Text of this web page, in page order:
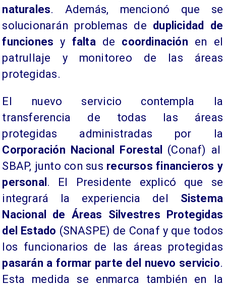
naturales. Además, mencionó que se
solucionarán problemas de duplicidad de
funciones y falta de coordinación en el
patrullaje y monitoreo de las áreas
protegidas.
El nuevo servicio contempla la
transferencia de todas las áreas
protegidas administradas por la
Corporación Nacional Forestal
(Conaf) al
SBAP, junto con sus recursos financieros y
personal . El Presidente explicó que se
integrará la experiencia del Sistema
Nacional de Áreas Silvestres Protegidas
del Estado (SNASPE) de Conaf y que todos
los funcionarios de las áreas protegidas
pasarán a formar parte del nuevo servicio.
Esta medida se enmarca también en la